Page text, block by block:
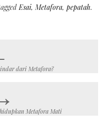
Esai,Metafora, pepatah.
dari Metafora?
Metafora Mati